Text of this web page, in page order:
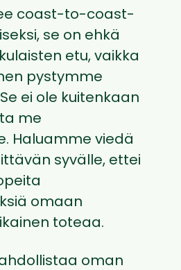
coast-to-coast-
se on ehkä
etu, vaikka
pystymme
ei ole kuitenkaan
me
Haluamme viedä
syvälle, ettei
omaan
toteaa.
oman